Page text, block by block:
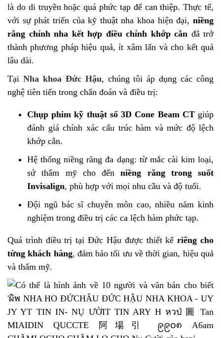
là do di truyền hoặc quá phức tạp để can thiệp. Thực tế,
với sự phát triển của kỹ thuật nha khoa hiện đại, niềng
răng chỉnh nha kết hợp điều chỉnh khớp cắn đã trở
thành phương pháp hiệu quả, ít xâm lấn và cho kết quả
lâu dài.
Tại Nha khoa Đức Hậu, chúng tôi áp dụng các công
nghệ tiên tiến trong chẩn đoán và điều trị:
Chụp phim kỹ thuật số 3D Cone Beam CTgiúp
đánh giá chính xác cấu trúc hàm và mức độ lệch
khớp cắn.
Hệ thống niềng răng đa dạng: từ mắc cài kim loại,
sứ thẩm mỹ cho đếnniềng răng trong suốt
Invisalign, phù hợp với mọi nhu cầu và độ tuổi.
Đội ngũ bác sĩ chuyên môn cao, nhiều năm kinh
nghiệm trong điều trị các ca lệch hàm phức tạp.
Quá trình điều trị tại Đức Hậu được thiết kếriêng cho
từng khách hàng, đảm bảo tối ưu về thời gian, hiệu quả
và thẩm mỹ.